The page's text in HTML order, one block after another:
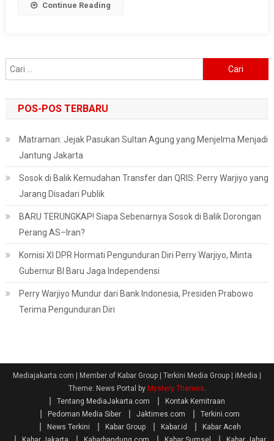
Continue Reading
untuk:
POS-POS TERBARU
Matraman: Jejak Pasukan Sultan Agung yang Menjelma Menjadi
Jantung Jakarta
Sosok di Balik Kemudahan Transfer dan QRIS: Perry Warjiyo yang
Jarang Disadari Publik
BARU TERUNGKAP! Siapa Sebenarnya Sosok di Balik Dorongan
Perang AS–Iran?
Komisi XI DPR Hormati Pengunduran Diri Perry Warjiyo, Minta
Gubernur BI Baru Jaga Independensi
Perry Warjiyo Mundur dari Bank Indonesia, Presiden Prabowo
Terima Pengunduran Diri
Mediajakarta.com | Member of Kabar Group | Terkini Media Group | iMedia
Theme: News Portal by Mystery Themes.
Tentang MediaJakarta.com
Kontak Kemitraan
Pedoman Media Siber
Jaktimes.com
Terkini.com
News Terkini
Kabar Group Kabar.id
Kabar Aceh